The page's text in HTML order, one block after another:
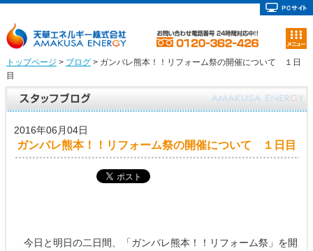
トップページ > ブログ> ガンバレ熊本！！リフォーム祭の開催について １日
目
2016年06月04日
ガンバレ熊本！！リフォーム祭の開催について １日目
今日と明日の二日間、「ガンバレ熊本！！リフォーム祭」を開